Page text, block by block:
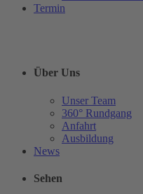
Termin
Über Uns
Unser Team
360° Rundgang
Anfahrt
Ausbildung
News
Sehen